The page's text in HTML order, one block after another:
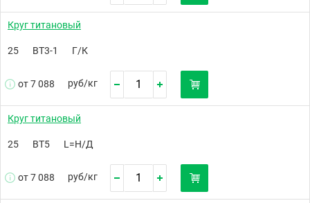
Круг титановый
25 ВТ3-1 Г/К
от 7 088 руб/кг
Круг титановый
25 ВТ5 L=Н/Д
от 7 088 руб/кг